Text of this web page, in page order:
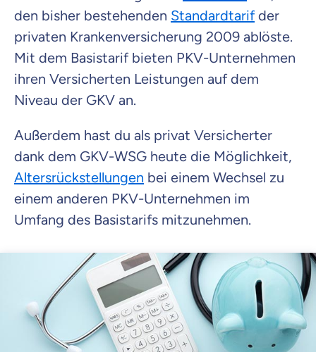
den bisher bestehenden Standardtarif der
privaten Krankenversicherung 2009 ablöste.
Mit dem Basistarif bieten PKV-Unternehmen
ihren Versicherten Leistungen auf dem
Niveau der GKV an.
Außerdem hast du als privat Versicherter
dank dem GKV-WSG heute die Möglichkeit,
Altersrückstellungen bei einem Wechsel zu
einem anderen PKV-Unternehmen im
Umfang des Basistarifs mitzunehmen.